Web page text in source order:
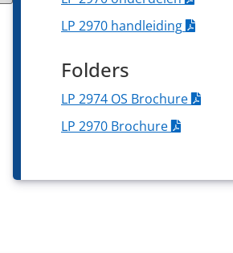
LP 2970 handleiding
Folders
LP 2974 OS Brochure
LP 2970 Brochure